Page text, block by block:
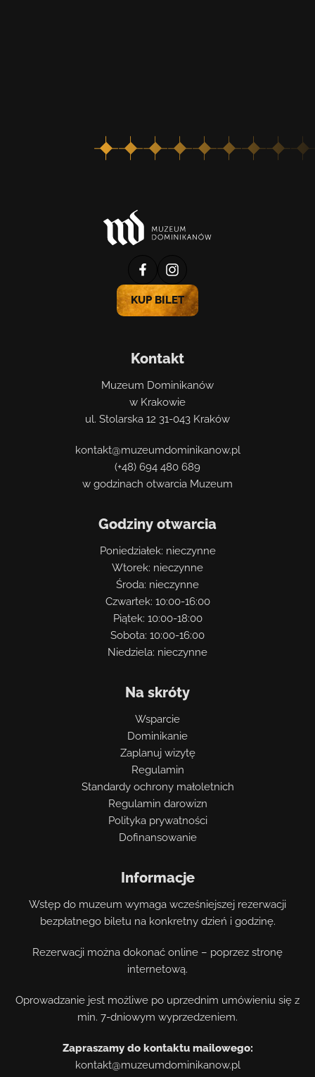
profil
muzeum
na
profil
muzeum
na
KUP BILET
Kontakt
Muzeum Dominikanów
w Krakowie
ul. Stolarska 12 31-043 Kraków
kontakt@muzeumdominikanow.pl
(+48) 694 480 689
w godzinach otwarcia Muzeum
Godziny otwarcia
Poniedziałek: nieczynne
Wtorek: nieczynne
Środa: nieczynne
Czwartek: 10:00-16:00
Piątek: 10:00-18:00
Sobota: 10:00-16:00
Niedziela: nieczynne
Na skróty
Wsparcie
Dominikanie
Zaplanuj wizytę
Regulamin
Standardy ochrony małoletnich
Regulamin darowizn
Polityka prywatności
Dofinansowanie
Informacje
Wstęp do muzeum wymaga wcześniejszej rezerwacji
bezpłatnego biletu na konkretny dzień i godzinę.
Rezerwacji można dokonać online – poprzez stronę
internetową.
Oprowadzanie jest możliwe po uprzednim umówieniu się z
min. 7-dniowym wyprzedzeniem.
Zapraszamy do kontaktu mailowego:
kontakt@muzeumdominikanow.pl